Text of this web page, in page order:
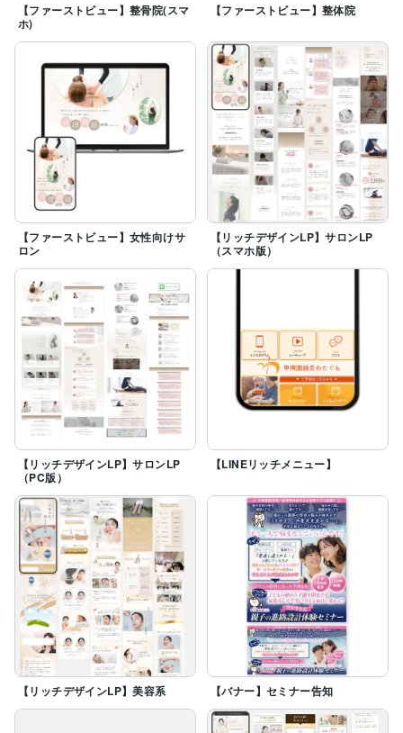
【ファーストビュー】整骨院(スマ
ホ)
【ファーストビュー】整体院
【ファーストビュー】女性向けサ
ロン
【リッチデザインLP】サロンLP
（スマホ版）
【リッチデザインLP】サロンLP
（PC版）
【LINEリッチメニュー】
【リッチデザインLP】美容系 【バナー】セミナー告知